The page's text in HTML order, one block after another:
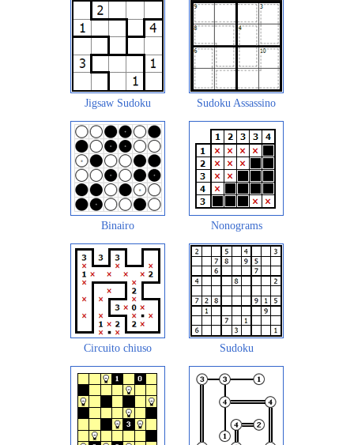
Jigsaw Sudoku Sudoku Assassino
Binairo Nonograms
Circuito chiuso Sudoku